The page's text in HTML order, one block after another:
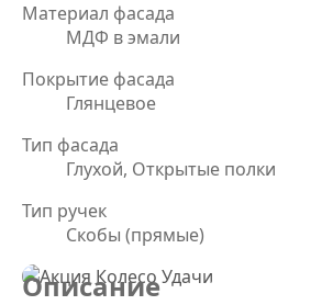
Материал фасада
МДФ в эмали
Покрытие фасада
Глянцевое
Тип фасада
Глухой, Открытые полки
Тип ручек
Скобы (прямые)
Описание